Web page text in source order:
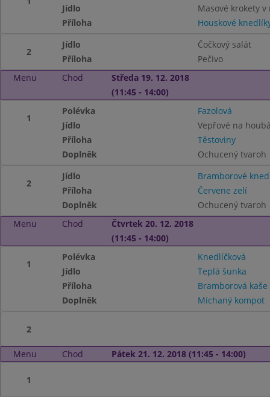
Jídlo
Masové krokety v
Příloha
Houskové
2
Jídlo
Čočkový salát
Příloha
Pečivo
Menu
Chod
Středa 19. 12. 2018
(11:45 - 14:00)
1
Polévka
Fazolová
Jídlo
Vepřové na
Příloha
Těstoviny
Doplněk
Ochucený tvaroh
2
Jídlo
Bramborové
Příloha
Červene zelí
Doplněk
Ochucený tvaroh
Menu
Chod
Čtvrtek 20. 12. 2018
(11:45 - 14:00)
1
Polévka
Knedlíčková
Jídlo
Teplá šunka
Příloha
Bramborová kaše
Doplněk
Míchaný kompot
2
Menu Chod Pátek 21. 12. 2018 (11:45 - 14:00)
1